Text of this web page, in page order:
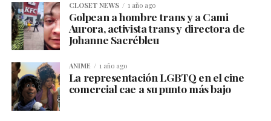
CLOSET NEWS 1 año ago
Golpean a hombre trans y a Cami
Aurora, activista trans y directora de
Johanne Sacrébleu
ANIME 1 año ago
La representación LGBTQ en el cine
comercial cae a su punto más bajo